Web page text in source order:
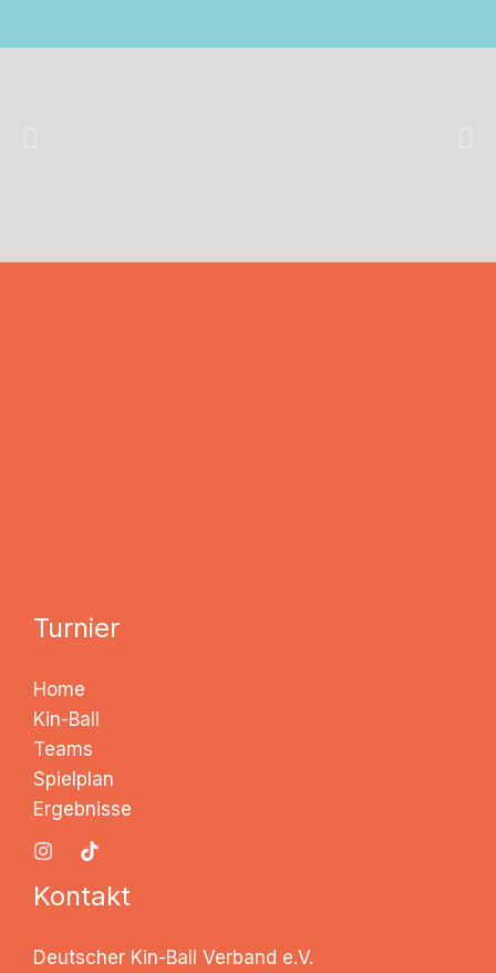
Turnier
Home
Kin-Ball
Teams
Spielplan
Ergebnisse
Kontakt
Deutscher Kin-Ball Verband e.V.